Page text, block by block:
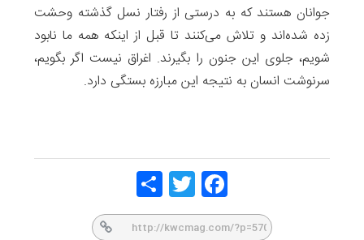
جوانان هستند که به درستی از رفتار نسل گذشته وحشت
زده شده‌اند و تلاش می‌کنند تا قبل از اینکه همه ما نابود
شویم، جلوی این جنون را بگیرند. اغراق نیست اگر بگویم،
سرنوشت انسان به نتیجه این مبارزه بستگی دارد.
Face
book
Twitt
er